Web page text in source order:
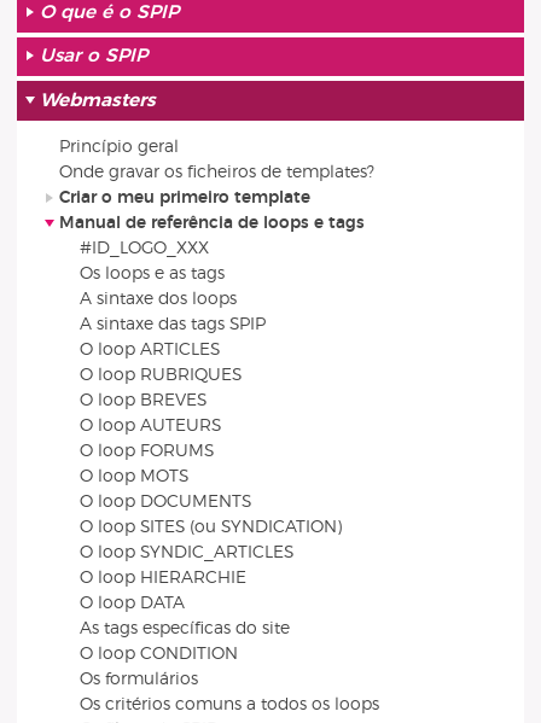
O que é o SPIP
Usar o SPIP
Webmasters
Princípio geral
Onde gravar os ficheiros de templates?
Criar o meu primeiro template
Manual de referência de loops e tags
#ID_LOGO_XXX
Os loops e as tags
A sintaxe dos loops
A sintaxe das tags SPIP
O loop ARTICLES
O loop RUBRIQUES
O loop BREVES
O loop AUTEURS
O loop FORUMS
O loop MOTS
O loop DOCUMENTS
O loop SITES (ou SYNDICATION)
O loop SYNDIC_ARTICLES
O loop HIERARCHIE
O loop DATA
As tags específicas do site
O loop CONDITION
Os formulários
Os critérios comuns a todos os loops